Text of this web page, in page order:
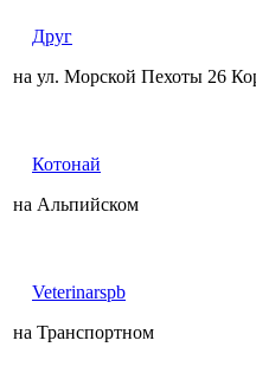
Друг
на ул. Морской Пехоты 26
Котонай
на Альпийском
Veterinarspb
на Транспортном